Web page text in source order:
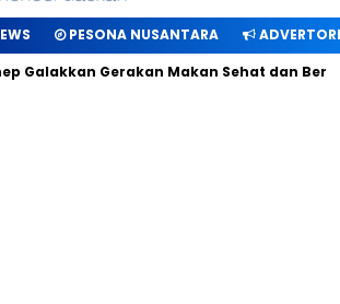
PESONA NUSANTARA
Gerakan Makan Sehat dan Bergizi